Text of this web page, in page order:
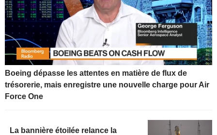
Boeing dépasse les attentes en matière de flux de
trésorerie, mais enregistre une nouvelle charge pour Air
Force One
La bannière étoilée relance la